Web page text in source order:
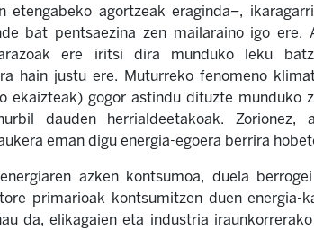
etengabeko agortzeak eraginda–,
bat pentsaezina zen mailaraino igo ere.
arazoak ere iritsi dira munduko leku
hain justu ere. Muturreko fenomeno
ekaizteak) gogor astindu dituzte munduko
dauden herrialdeetakoak. Zorionez,
eman digu energia-egoera berrira
azken kontsumoa, duela
primarioak kontsumitzen duen energia-
da, elikagaien eta industria